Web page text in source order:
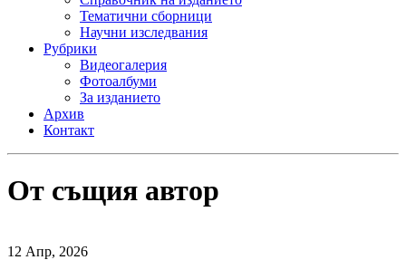
Тематични сборници
Научни изследвания
Рубрики
Видеогалерия
Фотоалбуми
За изданието
Архив
Контакт
От същия автор
12 Апр, 2026